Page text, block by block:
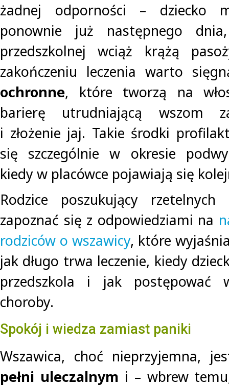
żadnej odporności – dziecko
ponownie już następnego
przedszkolnej wciąż krążą
zakończeniu leczenia warto
ochronne, które tworzą na
barierę utrudniającą wszom
i złożenie jaj. Takie środki
się szczególnie w okresie
kiedy w placówce pojawiają się
Rodzice poszukujący
zapoznać się z odpowiedziami na
rodziców o wszawicy, które
jak długo trwa leczenie, kiedy
przedszkola i jak postępować
choroby.
Spokój i wiedza zamiast paniki
Wszawica, choć nieprzyjemna,
pełni uleczalnym i – wbrew